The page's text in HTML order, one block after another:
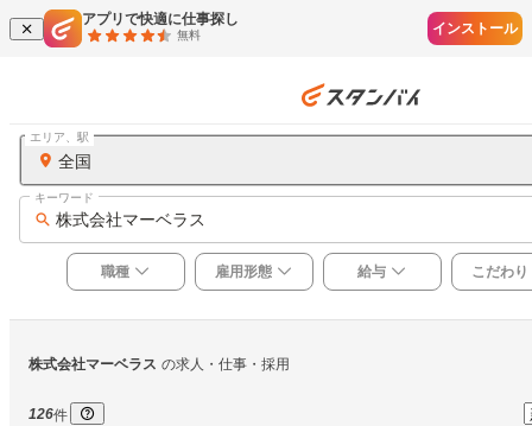
アプリで快適に仕事探し
無料 インストール
全国
エリア、駅
株式会社マーベラス
キーワード
職種 雇用形態 給与 こだわり
株式会社マーベラス の求人・仕事・採用
126件